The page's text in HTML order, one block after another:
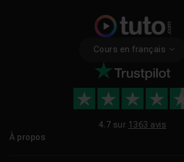
Cours en français
4.7 sur 1363 avis
À propos